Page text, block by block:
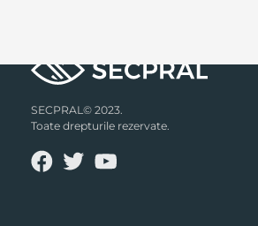
SECPRAL© 2023.
Toate drepturile rezervate.